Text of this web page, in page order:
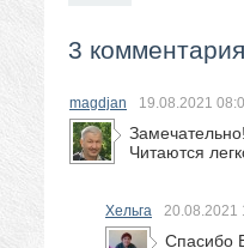
3 комментария
magdjan 19.08.2021
Читаются
Хельга 20.08.2021
Спасибо